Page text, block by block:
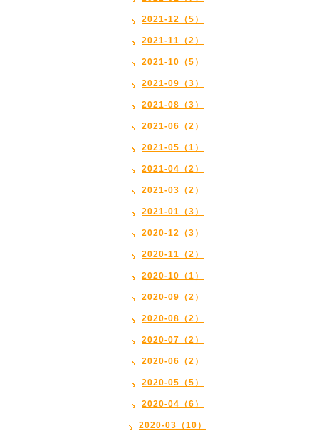
2021-12（5）
2021-11（2）
2021-10（5）
2021-09（3）
2021-08（3）
2021-06（2）
2021-05（1）
2021-04（2）
2021-03（2）
2021-01（3）
2020-12（3）
2020-11（2）
2020-10（1）
2020-09（2）
2020-08（2）
2020-07（2）
2020-06（2）
2020-05（5）
2020-04（6）
2020-03（10）